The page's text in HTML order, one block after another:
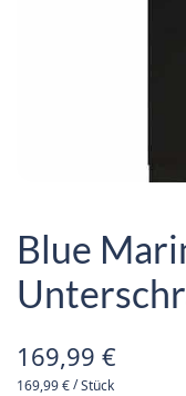
Blue
169,99€
169,99€/Stück